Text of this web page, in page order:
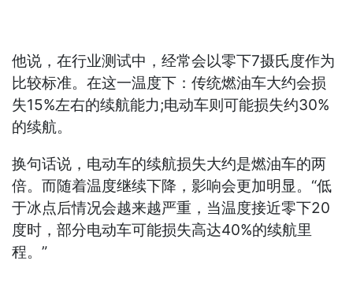
他说，在行业测试中，经常会以零下7摄氏度作为
比较标准。在这一温度下：传统燃油车大约会损
失15%左右的续航能力;电动车则可能损失约30%
的续航。
换句话说，电动车的续航损失大约是燃油车的两
倍。而随着温度继续下降，影响会更加明显。“低
于冰点后情况会越来越严重，当温度接近零下20
度时，部分电动车可能损失高达40%的续航里
程。”